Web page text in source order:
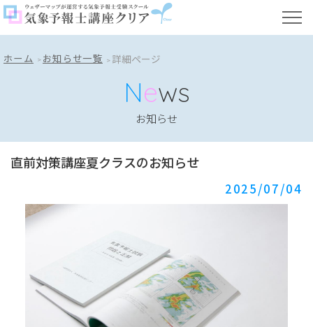
ホーム お知らせ一覧 詳細ページ
News
お知らせ
直前対策講座夏クラスのお知らせ
2025/07/04